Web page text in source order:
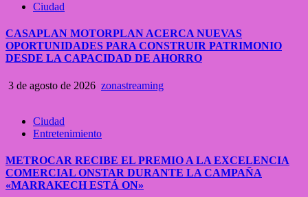
Ciudad
CASAPLAN MOTORPLAN ACERCA NUEVAS
OPORTUNIDADES PARA CONSTRUIR PATRIMONIO
DESDE LA CAPACIDAD DE AHORRO
3 de agosto de 2026 zonastreaming
Ciudad
Entretenimiento
METROCAR RECIBE EL PREMIO A LA EXCELENCIA
COMERCIAL ONSTAR DURANTE LA CAMPAÑA
«MARRAKECH ESTÁ ON»